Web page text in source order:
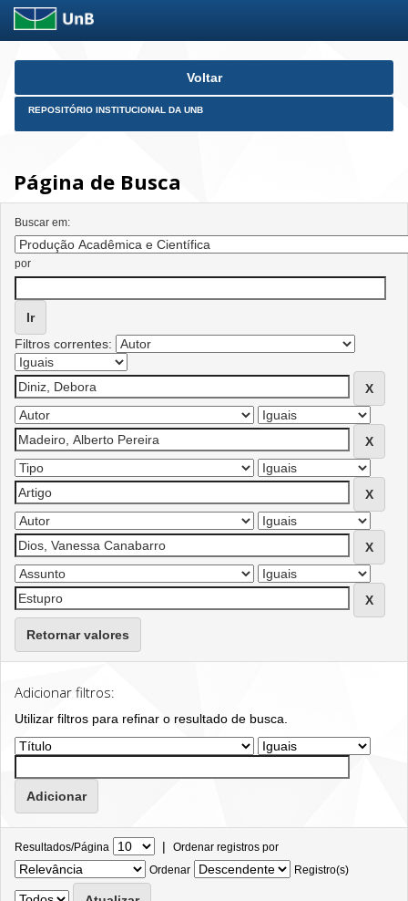
Skip
Voltar
REPOSITÓRIO INSTITUCIONAL DA UNB
Página de Busca
Buscar em:
por
Filtros correntes:
Retornar valores
Adicionar filtros:
Utilizar filtros para refinar o resultado de busca.
Resultados/Página | Ordenar registros por
Ordenar
Registro(s)